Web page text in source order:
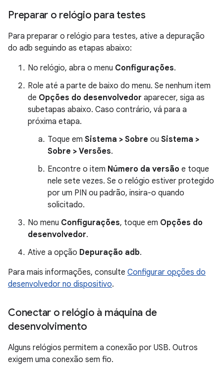
Preparar o relógio para testes
Para preparar o relógio para testes, ative a depuração
do adb seguindo as etapas abaixo:
No relógio, abra o menu Configurações.
Role até a parte de baixo do menu. Se nenhum item
de Opções do desenvolvedor aparecer, siga as
subetapas abaixo. Caso contrário, vá para a
próxima etapa.
Toque em Sistema > Sobre ou Sistema >
Sobre > Versões.
Encontre o item Número da versão e toque
nele sete vezes. Se o relógio estiver protegido
por um PIN ou padrão, insira-o quando
solicitado.
No menu Configurações, toque em Opções do
desenvolvedor.
Ative a opção Depuração adb.
Para mais informações, consulte Configurar opções do
desenvolvedor no dispositivo.
Conectar o relógio à máquina de
desenvolvimento
Alguns relógios permitem a conexão por USB. Outros
exigem uma conexão sem fio.